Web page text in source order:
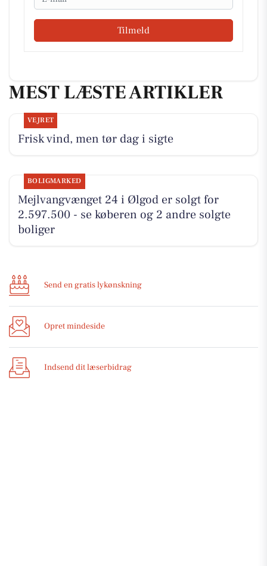
Tilmeld
MEST LÆSTE ARTIKLER
VEJRET
Frisk vind, men tør dag i sigte
BOLIGMARKED
Mejlvangvænget 24 i Ølgod er solgt for
2.597.500 - se køberen og 2 andre solgte
boliger
Send en gratis lykønskning
Opret mindeside
Indsend dit læserbidrag